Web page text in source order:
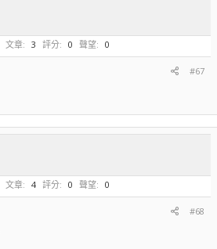
文章 3 評分 0 聲望 0
#67
文章 4 評分 0 聲望 0
#68